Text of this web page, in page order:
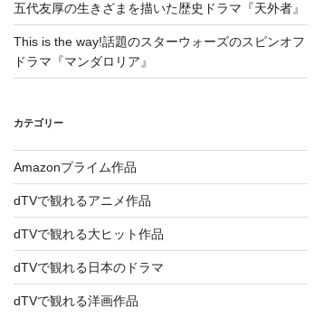
五代友厚の生きざまを描いた歴史ドラマ『天外者』
This is the way!話題のスターウォーズのスピンオフ
ドラマ『マンダロリア』
カテゴリー
Amazonプライム作品
dTVで観れるアニメ作品
dTVで観れる大ヒット作品
dTVで観れる日本のドラマ
dTVで観れる洋画作品